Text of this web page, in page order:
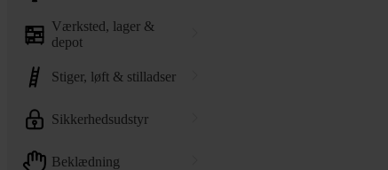
værksted, lager &
depot
stiger, løft & stilladser
sikkerhedsudstyr
beklædning